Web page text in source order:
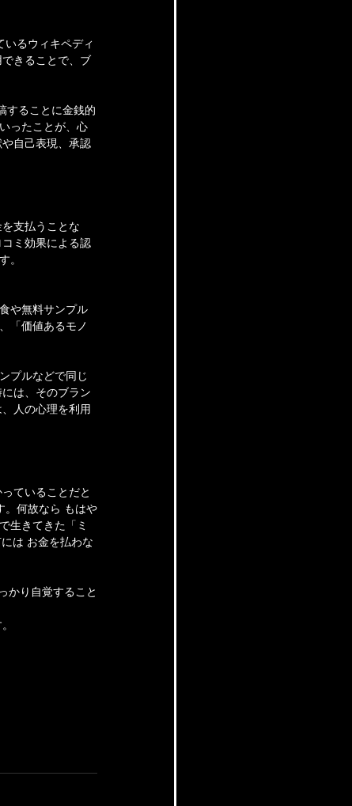
るウィキペディ
きることで、ブ
することに金銭的
ったことが、心
自己表現、承認
支払うことな
ミ効果による認
。
や無料サンプル
「価値あるモノ
プルなどで同じ
は、そのブラン
人の心理を利用
ていることだと
。何故なら もはや
生きてきた「ミ
は お金を払わな
かり自覚すること